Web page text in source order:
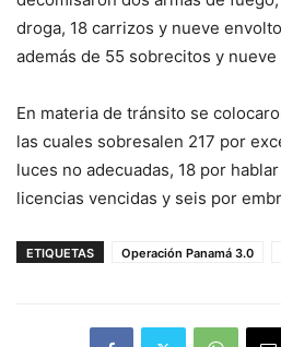
droga, 18 carrizos y nueve
además de 55 sobrecitos y
En materia de tránsito se
las cuales sobresalen 217 por
luces no adecuadas, 18 por
licencias vencidas y seis por
ETIQUETAS Operación Panamá 3.0